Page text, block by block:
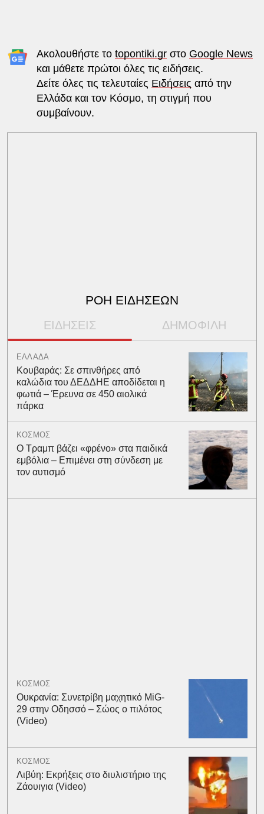
Ακολουθήστε το topontiki.grστο Google News
και μάθετε πρώτοι όλες τις ειδήσεις.
Δείτε όλες τις τελευταίες Ειδήσεις από την
Ελλάδα και τον Κόσμο, τη στιγμή που
συμβαίνουν.
ΡΟΗ ΕΙΔΗΣΕΩΝ
ΕΙΔΗΣΕΙΣ ΔΗΜΟΦΙΛΗ
ΕΛΛΑΔΑ
Κουβαράς: Σε σπινθήρες από
καλώδια του ΔΕΔΔΗΕ αποδίδεται η
φωτιά – Έρευνα σε 450 αιολικά
πάρκα
ΚΟΣΜΟΣ
Ο Τραμπ βάζει «φρένο» στα παιδικά
εμβόλια – Επιμένει στη σύνδεση με
τον αυτισμό
ΚΟΣΜΟΣ
Ουκρανία: Συνετρίβη μαχητικό MiG-
29 στην Οδησσό – Σώος ο πιλότος
(Video)
ΚΟΣΜΟΣ
Λιβύη: Εκρήξεις στο διυλιστήριο της
Ζάουιγια (Video)